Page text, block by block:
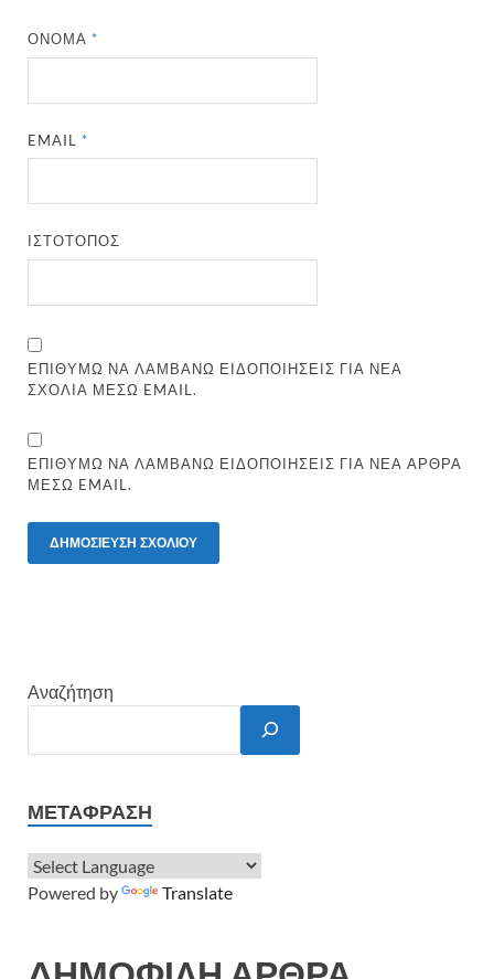
ΌΝΟΜΑ*
EMAIL*
ΙΣΤΌΤΟΠΟΣ
ΕΠΙΘΥΜΏ ΝΑ ΛΑΜΒΆΝΩ ΕΙΔΟΠΟΙΉΣΕΙΣ ΓΙΑ ΝΈΑ
ΣΧΌΛΙΑ ΜΈΣΩ EMAIL.
ΕΠΙΘΥΜΏ ΝΑ ΛΑΜΒΆΝΩ ΕΙΔΟΠΟΙΉΣΕΙΣ ΓΙΑ ΝΈΑ ΆΡΘΡΑ
ΜΈΣΩ EMAIL.
Αναζήτηση
ΜΕΤΆΦΡΑΣΗ
Powered by Translate